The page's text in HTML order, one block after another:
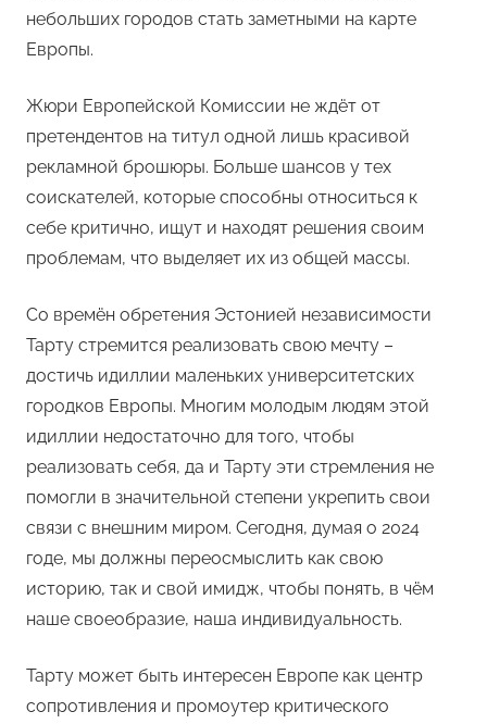
небольших городов стать заметными на карте
Европы.
Жюри Европейской Комиссии не ждёт от
претендентов на титул одной лишь красивой
рекламной брошюры. Больше шансов у тех
соискателей, которые способны относиться к
себе критично, ищут и находят решения своим
проблемам, что выделяет их из общей массы.
Со времён обретения Эстонией независимости
Тарту стремится реализовать свою мечту –
достичь идиллии маленьких университетских
городков Европы. Многим молодым людям этой
идиллии недостаточно для того, чтобы
реализовать себя, да и Тарту эти стремления не
помогли в значительной степени укрепить свои
связи с внешним миром. Сегодня, думая о 2024
годе, мы должны переосмыслить как свою
историю, так и свой имидж, чтобы понять, в чём
наше своеобразие, наша индивидуальность.
Тарту может быть интересен Европе как центр
сопротивления и промоутер критического